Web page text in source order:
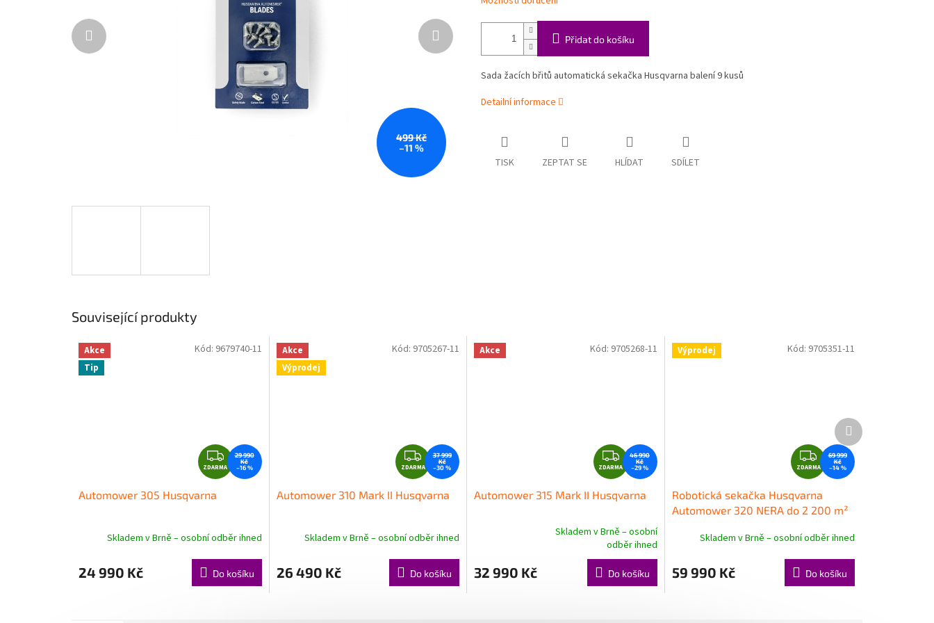
499 Kč
–11 %
Přidat do košíku
Sada žacích břitů automatická sekačka Husqvarna balení 9 kusů
Detailní informace
TISK ZEPTAT SE HLÍDAT SDÍLET
Související produkty
Akce
Tip
Z
D
A
ZDARMA
29 990
Kč
–16 %
Automower 305 Husqvarna
Skladem v Brně – osobní odběr ihned
24 990 Kč Do košíku
Kód: 9679740-11
Akce
Výprodej
Z
D
R
A
ZDARMA
37 999
Kč
–30 %
Automower 310 Mark II Husqvarna
Skladem v Brně – osobní odběr ihned
26 490 Kč Do košíku
Kód: 9705267-11 Akce
Z
D
R
A
ZDARMA
46 990
Kč
–29 %
Automower 315 Mark II Husqvarna
produktu
je
Skladem v Brně – osobní
odběr ihned
32 990 Kč Do košíku
Kód: 9705268-11 Výprodej
Z
D
R
A
ZDARMA
69 999
Kč
–14 %
Robotická sekačka Husqvarna
Automower 320 NERA do 2 200 m²
Skladem v Brně – osobní odběr ihned
59 990 Kč Do košíku
Kód: 9705351-11
Další
produkt